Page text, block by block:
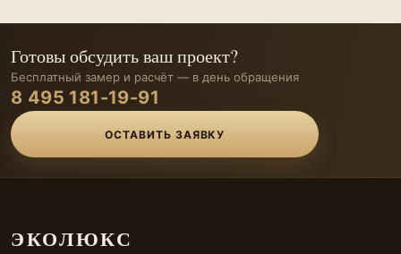
Готовы обсудить ваш проект?
Бесплатный замер и расчёт — в день обращения
8 495 181-19-91
ОСТАВИТЬ ЗАЯВКУ
ЭКОЛЮКС